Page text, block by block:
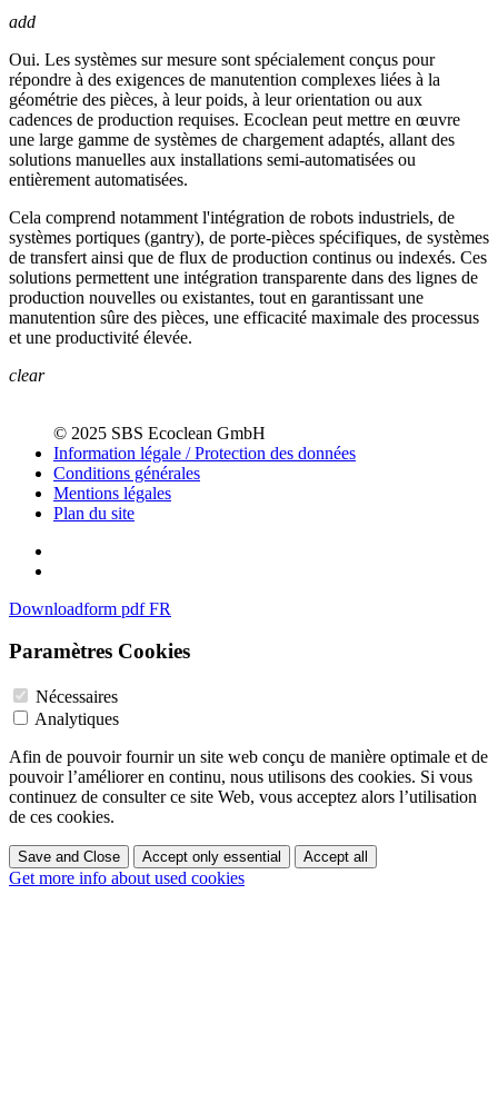
add
Oui. Les systèmes sur mesure sont spécialement conçus pour
répondre à des exigences de manutention complexes liées à la
géométrie des pièces, à leur poids, à leur orientation ou aux
cadences de production requises. Ecoclean peut mettre en œuvre
une large gamme de systèmes de chargement adaptés, allant des
solutions manuelles aux installations semi-automatisées ou
entièrement automatisées.
Cela comprend notamment l'intégration de robots industriels, de
systèmes portiques (gantry), de porte-pièces spécifiques, de systèmes
de transfert ainsi que de flux de production continus ou indexés. Ces
solutions permettent une intégration transparente dans des lignes de
production nouvelles ou existantes, tout en garantissant une
manutention sûre des pièces, une efficacité maximale des processus
et une productivité élevée.
clear
© 2025 SBS Ecoclean GmbH
Information légale / Protection des données
Conditions générales
Mentions légales
Plan du site
Downloadform pdf FR
Paramètres Cookies
Nécessaires
Analytiques
Afin de pouvoir fournir un site web conçu de manière optimale et de
pouvoir l’améliorer en continu, nous utilisons des cookies. Si vous
continuez de consulter ce site Web, vous acceptez alors l’utilisation
de ces cookies.
Save and Close Accept only essential Accept all
Get more info about used cookies